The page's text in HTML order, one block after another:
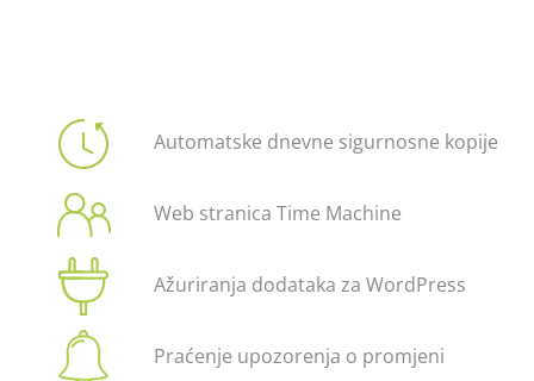
Automatske dnevne sigurnosne kopije
Web stranica Time Machine
Ažuriranja dodataka za WordPress
Praćenje upozorenja o promjeni